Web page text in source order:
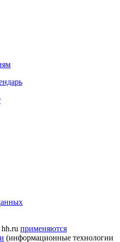
применяются
(информационные технологии